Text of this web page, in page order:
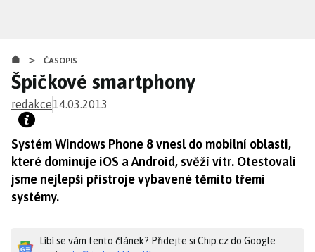
obsahu
> ČASOPIS
Špičkové smartphony
redakce14.03.2013
Systém Windows Phone 8 vnesl do mobilní oblasti,
které dominuje iOS a Android, svěží vítr. Otestovali
jsme nejlepší přístroje vybavené těmito třemi
systémy.
Líbí se vám tento článek? Přidejte si Chip.cz do Google